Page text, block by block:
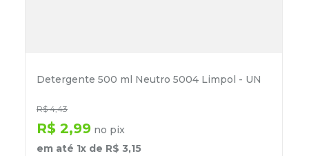
Detergente 500 ml Neutro 5004 Limpol - UN
R$ 4,43
R$ 2,99 no pix
em até 1x de R$ 3,15